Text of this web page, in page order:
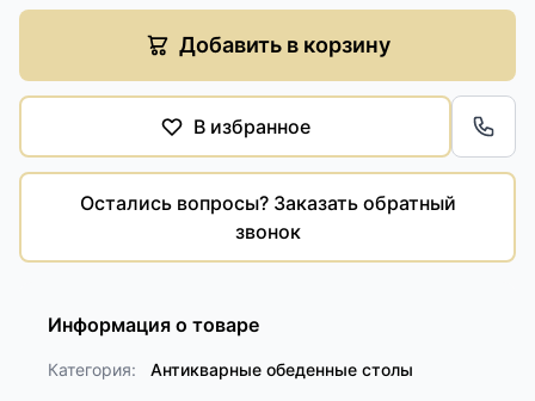
Добавить в корзину
В избранное
Остались вопросы? Заказать обратный
звонок
Информация о товаре
Категория: Антикварные обеденные столы